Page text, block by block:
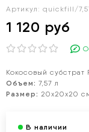
Артикул: quickfill/
1 120 руб
Кокосовый субстрат
Объем: 7,57 л
Размер: 20х20х20